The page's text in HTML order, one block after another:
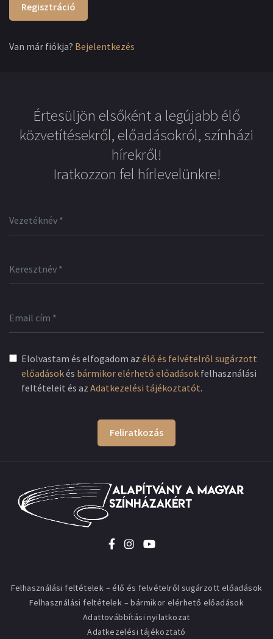
Regisztráció
Van már fiókja? Bejelentkezés
Értesüljön elsőként a legújabb élő
közvetítésekről, előadásokról, színházi
hírekről!
Iratkozzon fel hírlevelünkre!
Elolvastam és elfogadom az élő és felvételről sugárzott
előadásokés bármikor elérhető előadások felhasználási
feltételeit és az Adatkezelési tájékoztatót.
Feliratkozás
Felhasználási feltételek – élő és felvételről sugárzott előadások
Felhasználási feltételek – bármikor elérhető előadások
Adattovábbítási nyilatkozat
Adatkezelési tájékoztató